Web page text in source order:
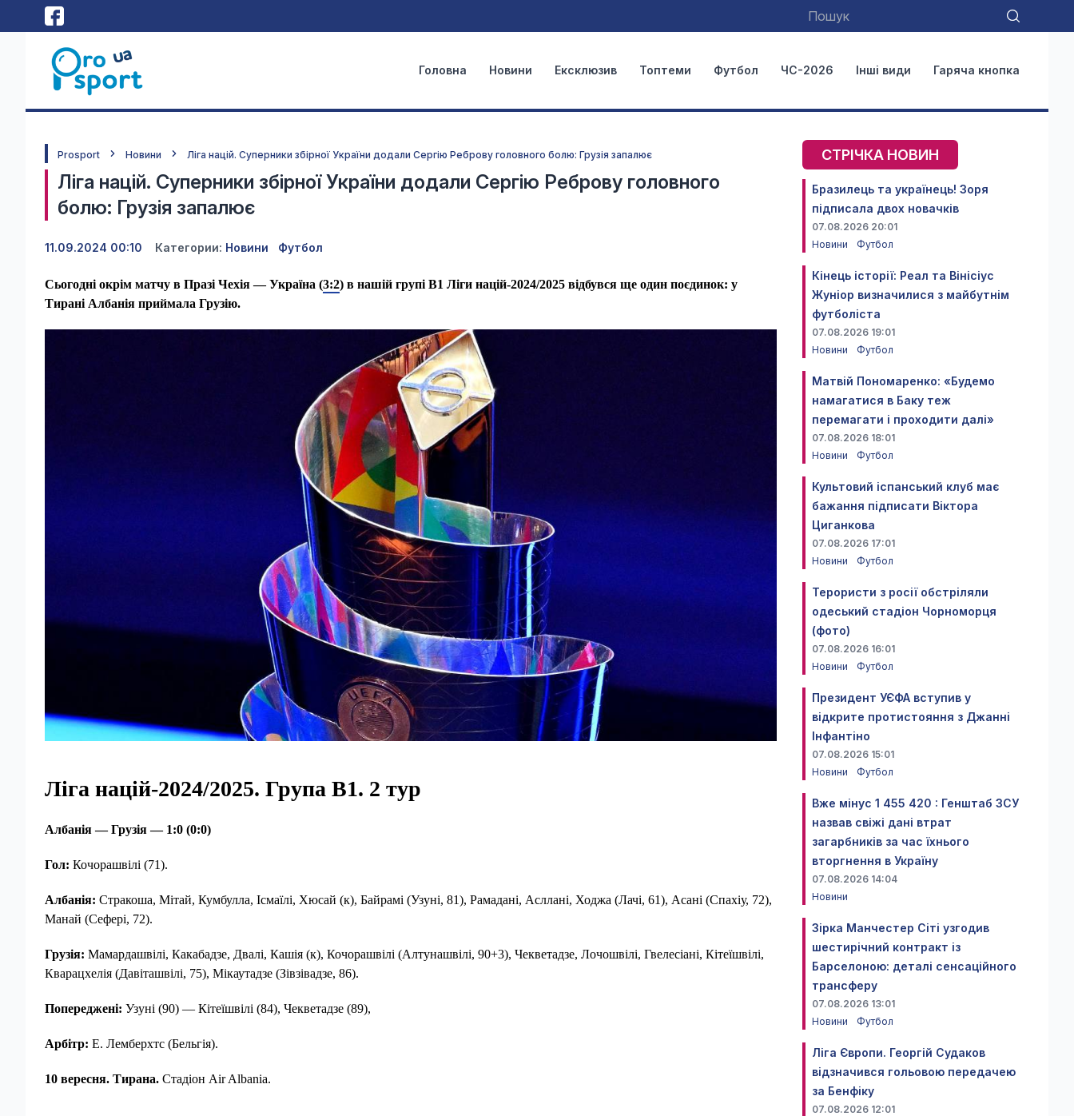
Головна Новини Ексклюзив Топтеми Футбол ЧС-2026 Інші види Гаряча кнопка
Prosport Новини Ліга націй. Суперники збірної України додали Сергію Реброву головного болю: Грузія запалює
Ліга націй. Суперники збірної України додали Сергію Реброву головного
болю: Грузія запалює
11.09.2024 00:10 Категории: Новини Футбол
Сьогодні окрім матчу в Празі Чехія — Україна (3:2) в нашій групі В1 Ліги націй-2024/2025 відбувся ще один поєдинок: у
Тирані Албанія приймала Грузію.
Ліга націй-2024/2025. Група В1. 2 тур
Албанія — Грузія — 1:0 (0:0)
Гол: Кочорашвілі (71).
Албанія: Стракоша, Мітай, Кумбулла, Ісмаїлі, Хюсай (к), Байрамі (Узуні, 81), Рамадані, Асллані, Ходжа (Лачі, 61), Асані (Спахіу, 72),
Манай (Сефері, 72).
Грузія: Мамардашвілі, Какабадзе, Двалі, Кашія (к), Кочорашвілі (Алтунашвілі, 90+3), Чекветадзе, Лочошвілі, Гвелесіані, Кітеїшвілі,
Кварацхелія (Давіташвілі, 75), Мікаутадзе (Зівзівадзе, 86).
Попереджені: Узуні (90) — Кітеїшвілі (84), Чекветадзе (89),
Арбітр: Е. Лемберхтс (Бельгія).
10 вересня. Тирана. Стадіон Air Albania.
СТРІЧКА НОВИН
Бразилець та українець! Зоря
підписала двох новачків
07.08.2026 20:01
Новини
Футбол
Кінець історії: Реал та Вінісіус
Жуніор визначилися з майбутнім
футболіста
07.08.2026 19:01
Новини
Футбол
Матвій Пономаренко: «Будемо
намагатися в Баку теж
перемагати і проходити далі»
07.08.2026 18:01
Новини
Футбол
Культовий іспанський клуб має
бажання підписати Віктора
Циганкова
07.08.2026 17:01
Новини
Футбол
Терористи з росії обстріляли
одеський стадіон Чорноморця
(фото)
07.08.2026 16:01
Новини
Футбол
Президент УЄФА вступив у
відкрите протистояння з Джанні
Інфантіно
07.08.2026 15:01
Новини
Футбол
Вже мінус 1 455 420 : Генштаб ЗСУ
назвав свіжі дані втрат
загарбників за час їхнього
вторгнення в Україну
07.08.2026 14:04
Новини
Зірка Манчестер Сіті узгодив
шестирічний контракт із
Барселоною: деталі сенсаційного
трансферу
07.08.2026 13:01
Новини
Футбол
Ліга Європи. Георгій Судаков
відзначився гольовою передачею
за Бенфіку
07.08.2026 12:01